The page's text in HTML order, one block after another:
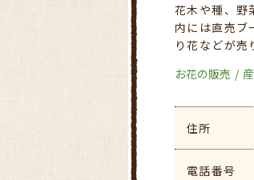
花木や種、野
内には直売ブ
り花などが売
お花の販売
住所
電話番号